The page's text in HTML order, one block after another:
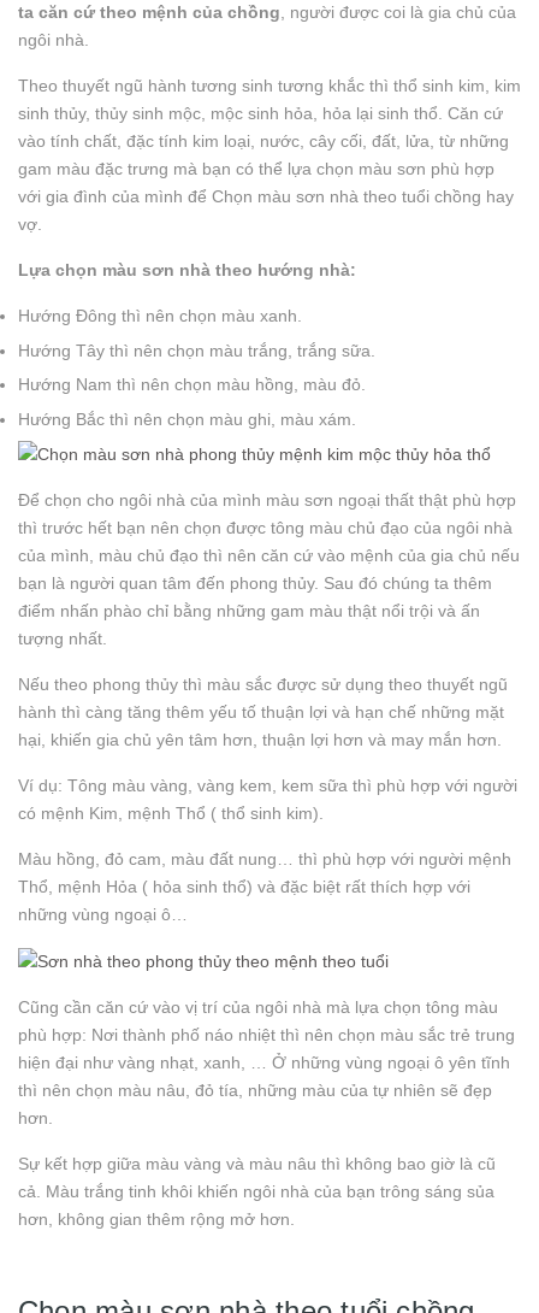
ta căn cứ theo mệnh của chồng , người được coi là gia chủ của
ngôi nhà.
Theo thuyết ngũ hành tương sinh tương khắc thì thổ sinh kim, kim
sinh thủy, thủy sinh mộc, mộc sinh hỏa, hỏa lại sinh thổ. Căn cứ
vào tính chất, đặc tính kim loại, nước, cây cối, đất, lửa, từ những
gam màu đặc trưng mà bạn có thể lựa chọn màu sơn phù hợp
với gia đình của mình để Chọn màu sơn nhà theo tuổi chồng hay
vợ.
Lựa chọn màu sơn nhà theo hướng nhà:
Hướng Đông thì nên chọn màu xanh.
Hướng Tây thì nên chọn màu trắng, trắng sữa.
Hướng Nam thì nên chọn màu hồng, màu đỏ.
Hướng Bắc thì nên chọn màu ghi, màu xám.
Để chọn cho ngôi nhà của mình màu sơn ngoại thất thật phù hợp
thì trước hết bạn nên chọn được tông màu chủ đạo của ngôi nhà
của mình, màu chủ đạo thì nên căn cứ vào mệnh của gia chủ nếu
bạn là người quan tâm đến phong thủy. Sau đó chúng ta thêm
điểm nhấn phào chỉ bằng những gam màu thật nổi trội và ấn
tượng nhất.
Nếu theo phong thủy thì màu sắc được sử dụng theo thuyết ngũ
hành thì càng tăng thêm yếu tố thuận lợi và hạn chế những mặt
hại, khiến gia chủ yên tâm hơn, thuận lợi hơn và may mắn hơn.
Ví dụ: Tông màu vàng, vàng kem, kem sữa thì phù hợp với người
có mệnh Kim, mệnh Thổ ( thổ sinh kim).
Màu hồng, đỏ cam, màu đất nung… thì phù hợp với người mệnh
Thổ, mệnh Hỏa ( hỏa sinh thổ) và đặc biệt rất thích hợp với
những vùng ngoại ô…
Cũng cần căn cứ vào vị trí của ngôi nhà mà lựa chọn tông màu
phù hợp: Nơi thành phố náo nhiệt thì nên chọn màu sắc trẻ trung
hiện đại như vàng nhạt, xanh, … Ở những vùng ngoại ô yên tĩnh
thì nên chọn màu nâu, đỏ tía, những màu của tự nhiên sẽ đẹp
hơn.
Sự kết hợp giữa màu vàng và màu nâu thì không bao giờ là cũ
cả. Màu trắng tinh khôi khiến ngôi nhà của bạn trông sáng sủa
hơn, không gian thêm rộng mở hơn.